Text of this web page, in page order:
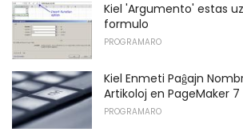
Kiel 'Argumento' estas
formulo
PROGRAMARO
Kiel Enmeti Paĝajn
Artikoloj en PageMaker 7
PROGRAMARO